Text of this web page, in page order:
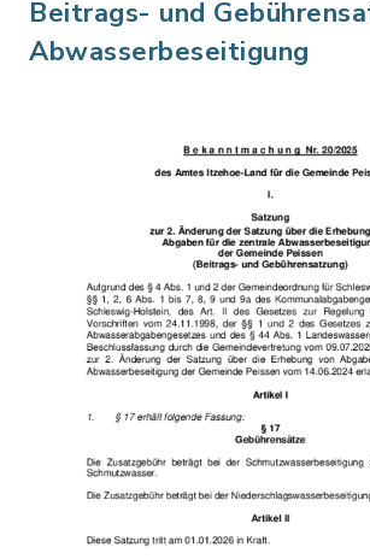
Beitrags- und
Abwasserbeseitigung